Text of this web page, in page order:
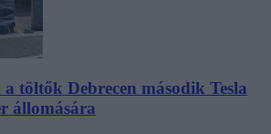
töltők Debrecen második Tesla
állomására